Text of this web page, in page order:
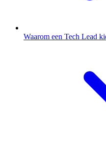
Waarom een Tech Lead